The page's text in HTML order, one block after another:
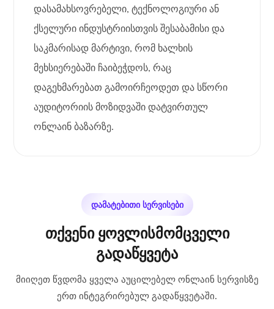
დასამახსოვრებელი, ტექნოლოგიური ან
ქსელური ინდუსტრიისთვის შესაბამისი და
საკმარისად მარტივი, რომ ხალხის
მეხსიერებაში ჩაიბეჭდოს, რაც
დაგეხმარებათ გამოირჩეოდეთ და სწორი
აუდიტორიის მოზიდვაში დატვირთულ
ონლაინ ბაზარზე.
დამატებითი სერვისები
თქვენი ყოვლისმომცველი
გადაწყვეტა
მიიღეთ წვდომა ყველა აუცილებელ ონლაინ სერვისზე
ერთ ინტეგრირებულ გადაწყვეტაში.